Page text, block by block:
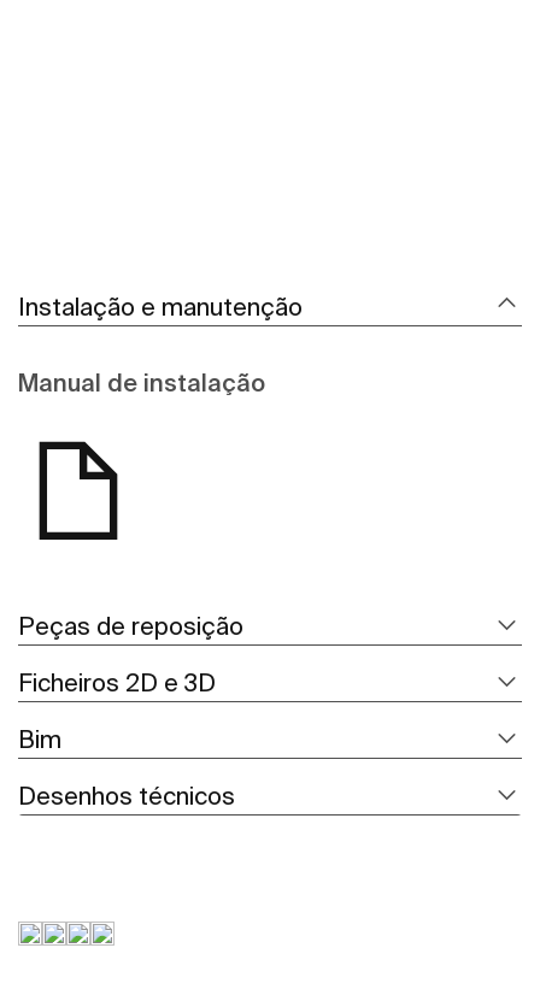
Instalação e manutenção
Manual de instalação
Peças de reposição
Ficheiros 2D e 3D
Bim
Desenhos técnicos